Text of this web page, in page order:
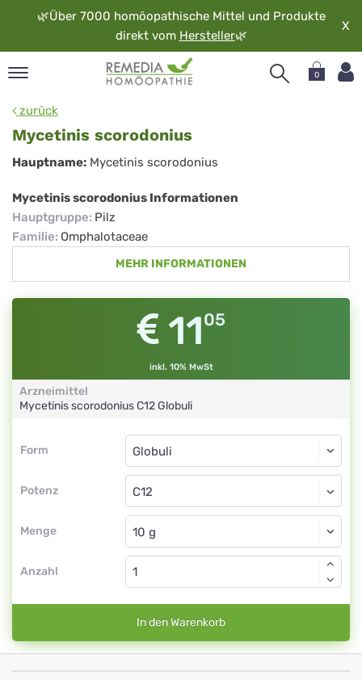
🌿Über 7000 homöopathische Mittel und Produkte
direkt vom Hersteller🌿
X
0
zurück
Mycetinis scorodonius
Mycetinis
scorodonius
Hauptname: Mycetinis scorodonius
Mycetinis scorodonius Informationen
Hauptgruppe: Pilz
Familie: Omphalotaceae
MEHR INFORMATIONEN
1105
inkl. 10% MwSt
Arzneimittel
Mycetinis scorodoniusC12Globuli
Form
Form
Potenz
Globuli
C12
Menge
Globuli
Anzahl
In den Warenkorb